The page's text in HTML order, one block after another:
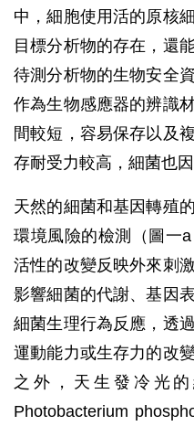
中，細胞使用活的原核
目標分析物的存在，還
待測分析物的生物安全
作為生物感應器的辨識
間較短，容易保存以及
存耐受力較高，細菌也
天然的細菌和基因轉殖
環境風險的檢測（圖一
活性的改變反映外來刺
影響細菌的代謝、基因
細菌生理行為反應，透
運動能力或生存力的改
之外，天生發冷光的
Photobacterium